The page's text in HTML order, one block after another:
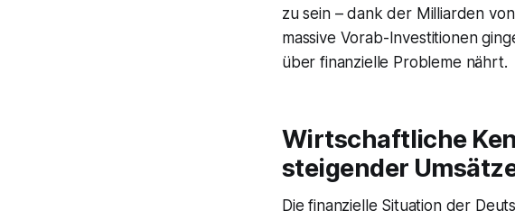
zu sein – dank der Milliarden
massive Vorab-Investitionen
über finanzielle Probleme nährt.
Wirtschaftliche
steigender
Die finanzielle Situation der